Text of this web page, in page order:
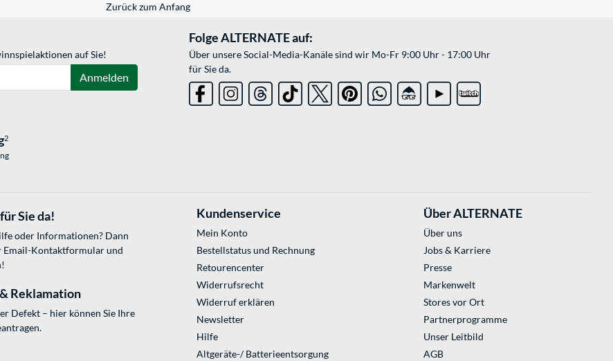
Zurück zum Anfang
auf Sie!
Anmelden
Folge ALTERNATE auf:
Über unsere Social-Media-Kanäle sind wir Mo-Fr 9:00 Uhr - 17:00 Uhr
für Sie da.
2
Sie da!
oder Informationen? Dann
Email-Kontaktformularund
Reklamation
Defekt – hier können Sie Ihre
Kundenservice
Mein Konto
Bestellstatus und Rechnung
Retourencenter
Widerrufsrecht
Widerruf erklären
Newsletter
Hilfe
Altgeräte-/ Batterieentsorgung
Über ALTERNATE
Über uns
Jobs & Karriere
Presse
Markenwelt
Stores vor Ort
Partnerprogramme
Unser Leitbild
AGB